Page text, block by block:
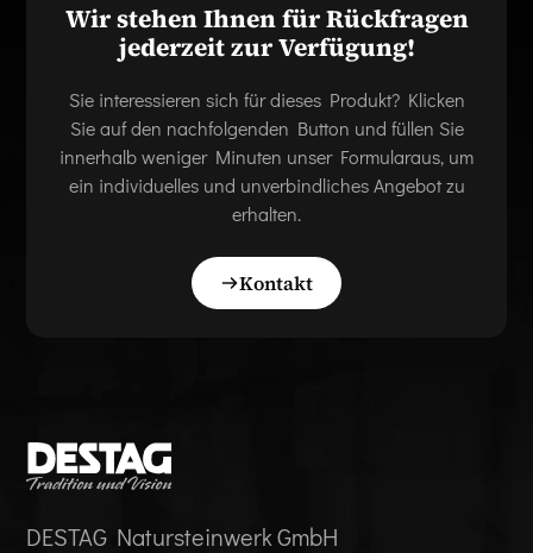
Wir stehen Ihnen für Rückfragen
jederzeit zur Verfügung!
Sie interessieren sich für dieses Produkt? Klicken
Sie auf den nachfolgenden Button und füllen Sie
innerhalb weniger Minuten unser Formularaus, um
ein individuelles und unverbindliches Angebot zu
erhalten.
Kontakt
DESTAG Natursteinwerk GmbH